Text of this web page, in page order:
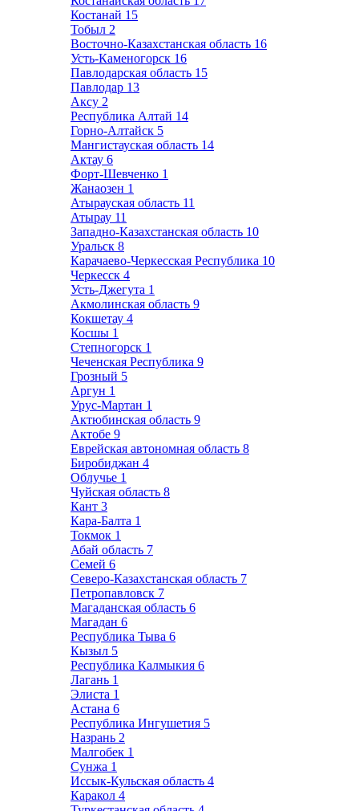
Костанай 15
Тобыл 2
Восточно-Казахстанская область 16
Усть-Каменогорск 16
Павлодарская область 15
Павлодар 13
Аксу 2
Республика Алтай 14
Горно-Алтайск 5
Мангистауская область 14
Актау 6
Форт-Шевченко 1
Жанаозен 1
Атырауская область 11
Атырау 11
Западно-Казахстанская область 10
Уральск 8
Карачаево-Черкесская Республика 10
Черкесск 4
Усть-Джегута 1
Акмолинская область 9
Кокшетау 4
Косшы 1
Степногорск 1
Чеченская Республика 9
Грозный 5
Аргун 1
Урус-Мартан 1
Актюбинская область 9
Актобе 9
Еврейская автономная область 8
Биробиджан 4
Облучье 1
Чуйская область 8
Кант 3
Кара-Балта 1
Токмок 1
Абай область 7
Семей 6
Северо-Казахстанская область 7
Петропавловск 7
Магаданская область 6
Магадан 6
Республика Тыва 6
Кызыл 5
Республика Калмыкия 6
Лагань 1
Элиста 1
Астана 6
Республика Ингушетия 5
Назрань 2
Малгобек 1
Сунжа 1
Иссык-Кульская область 4
Каракол 4